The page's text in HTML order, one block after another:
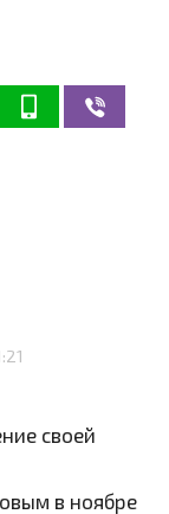
своей
в ноябре